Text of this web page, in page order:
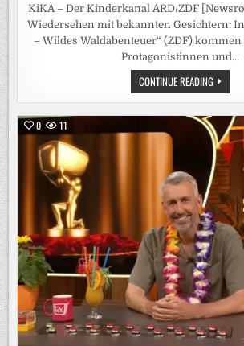
KiKA – Der Kinderkanal ARD/ZDF
Wiedersehen mit bekannten Gesichtern:
– Wildes Waldabenteuer“ (ZDF) kommen
Protagonistinnen und…
CONTINUE READING„DIE
ALLSTARS-
WG
–
WILDES
AB
SOFORT
BEI
KIKA
/
DOKU-
ZEIGT
ACTION
UND
WG-
ALLTAG
OHNE
ELTERN
0 11